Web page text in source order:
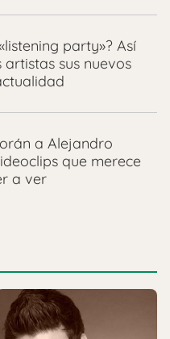
party»? Así
artistas sus nuevos
a Alejandro
que merece
a ver